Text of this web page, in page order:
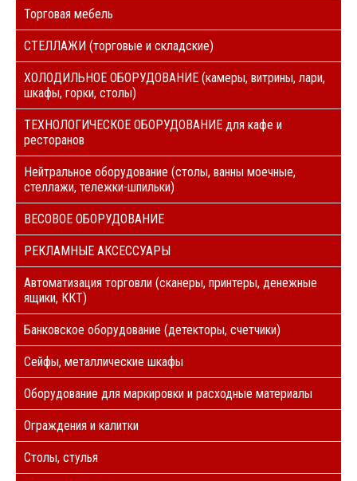
Торговая мебель
СТЕЛЛАЖИ (торговые и складские)
ХОЛОДИЛЬНОЕ ОБОРУДОВАНИЕ (камеры, витрины, лари,
шкафы, горки, столы)
ТЕХНОЛОГИЧЕСКОЕ ОБОРУДОВАНИЕ для кафе и
ресторанов
Нейтральное оборудование (столы, ванны моечные,
стеллажи, тележки-шпильки)
ВЕСОВОЕ ОБОРУДОВАНИЕ
РЕКЛАМНЫЕ АКСЕССУАРЫ
Автоматизация торговли (сканеры, принтеры, денежные
ящики, ККТ)
Банковское оборудование (детекторы, счетчики)
Сейфы, металлические шкафы
Оборудование для маркировки и расходные материалы
Ограждения и калитки
Столы, стулья